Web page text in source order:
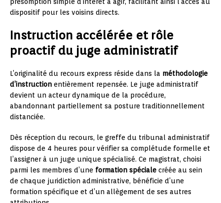
dispositif pour les voisins directs.
Instruction accélérée et rôle
proactif du juge administratif
L’originalité du recours express réside dans la méthodologie
d’instruction entièrement repensée. Le juge administratif
devient un acteur dynamique de la procédure,
abandonnant partiellement sa posture traditionnellement
distanciée.
Dès réception du recours, le greffe du tribunal administratif
dispose de 4 heures pour vérifier sa complétude formelle et
l’assigner à un juge unique spécialisé. Ce magistrat, choisi
parmi les membres d’une formation spéciale créée au sein
de chaque juridiction administrative, bénéficie d’une
formation spécifique et d’un allègement de ses autres